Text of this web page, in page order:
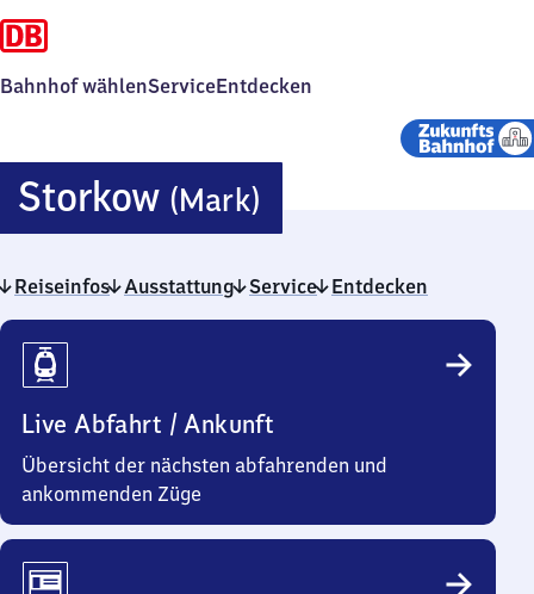
Bahnhof wählenServiceEntdecken
Storkow (Mark)
(Mark)
Reiseinfos Ausstattung Service Entdecken
Reiseinfos
Live Abfahrt / Ankunft
Übersicht der nächsten abfahrenden und
ankommenden Züge